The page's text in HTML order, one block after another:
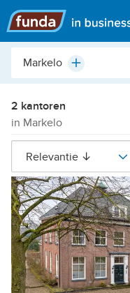
Hoofdmenu
Plaats,
etc.
Plus
2 kantoren
in Markelo